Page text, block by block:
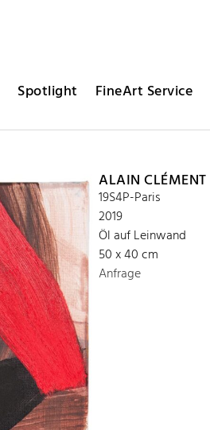
Spotlight FineArt Service
ALAIN CLÉMENT
19S4P-Paris
2019
Öl auf Leinwand
50 x 40 cm
Anfrage